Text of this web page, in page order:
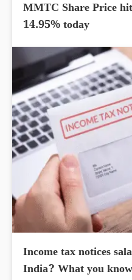
MMTC Share Price
14.95% today
Income tax notices
India? What you